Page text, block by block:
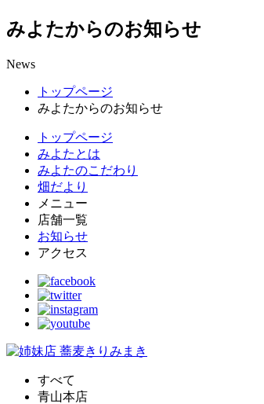
みよたからのお知らせ
News
トップページ
みよたからのお知らせ
トップページ
みよたとは
みよたのこだわり
畑だより
メニュー
店舗一覧
お知らせ
アクセス
すべて
青山本店